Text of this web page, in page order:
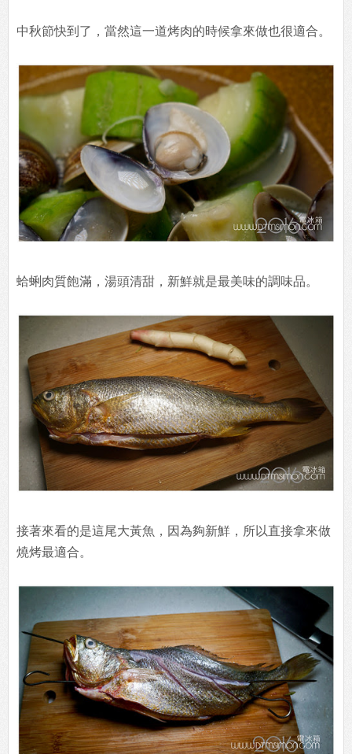
中秋節快到了，當然這一道烤肉的時候拿來做也很適合。
蛤蜊肉質飽滿，湯頭清甜，新鮮就是最美味的調味品。
接著來看的是這尾大黃魚，因為夠新鮮，所以直接拿來做
燒烤最適合。